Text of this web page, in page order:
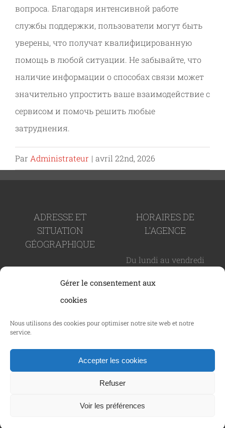
Gérer le consentement aux
cookies
Nous utilisons des cookies pour optimiser notre site web et notre
service.
Accepter les cookies
Refuser
Voir les préférences
вопроса. Благодаря интенсивной работе
службы поддержки, пользователи могут быть
уверены, что получат квалифицированную
помощь в любой ситуации. Не забывайте, что
наличие информации о способах связи может
значительно упростить ваше взаимодействие с
сервисом и помочь решить любые
затруднения.
Par Administrateur | avril 22nd, 2026
ADRESSE ET
SITUATION
GÉOGRAPHIQUE
HORAIRES DE
L’AGENCE
Du lundi au vendredi
CAREMAO © Copyright 2024 -2026 - SIRET : 937 989 366
Politique des cookies | C.G.V.
réservés | Réalisé parNetcom Agency